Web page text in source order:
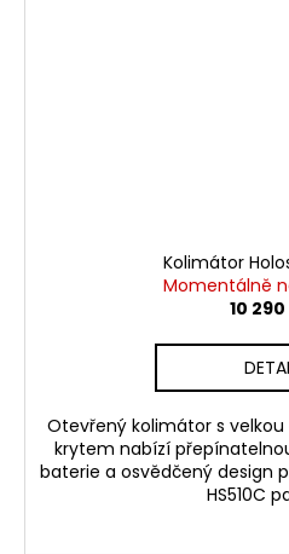
Kolimátor
Momentálně
10
Otevřený kolimátor s
krytem nabízí
baterie a osvědčený design
HS510C